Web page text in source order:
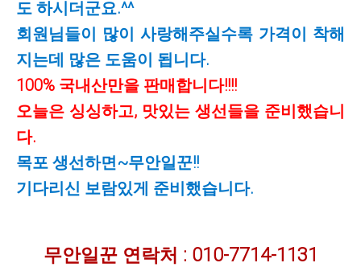
도 하시더군요.^^
회원님들이 많이 사랑해주실수록 가격이 착해
지는데 많은 도움이 됩니다.
100% 국내산만을 판매합니다!!!!
오늘은 싱싱하고, 맛있는 생선들을 준비했습니
다.
목포 생선하면~무안일꾼!!
기다리신 보람있게 준비했습니다.
무안일꾼 연락처 : 010-7714-1131